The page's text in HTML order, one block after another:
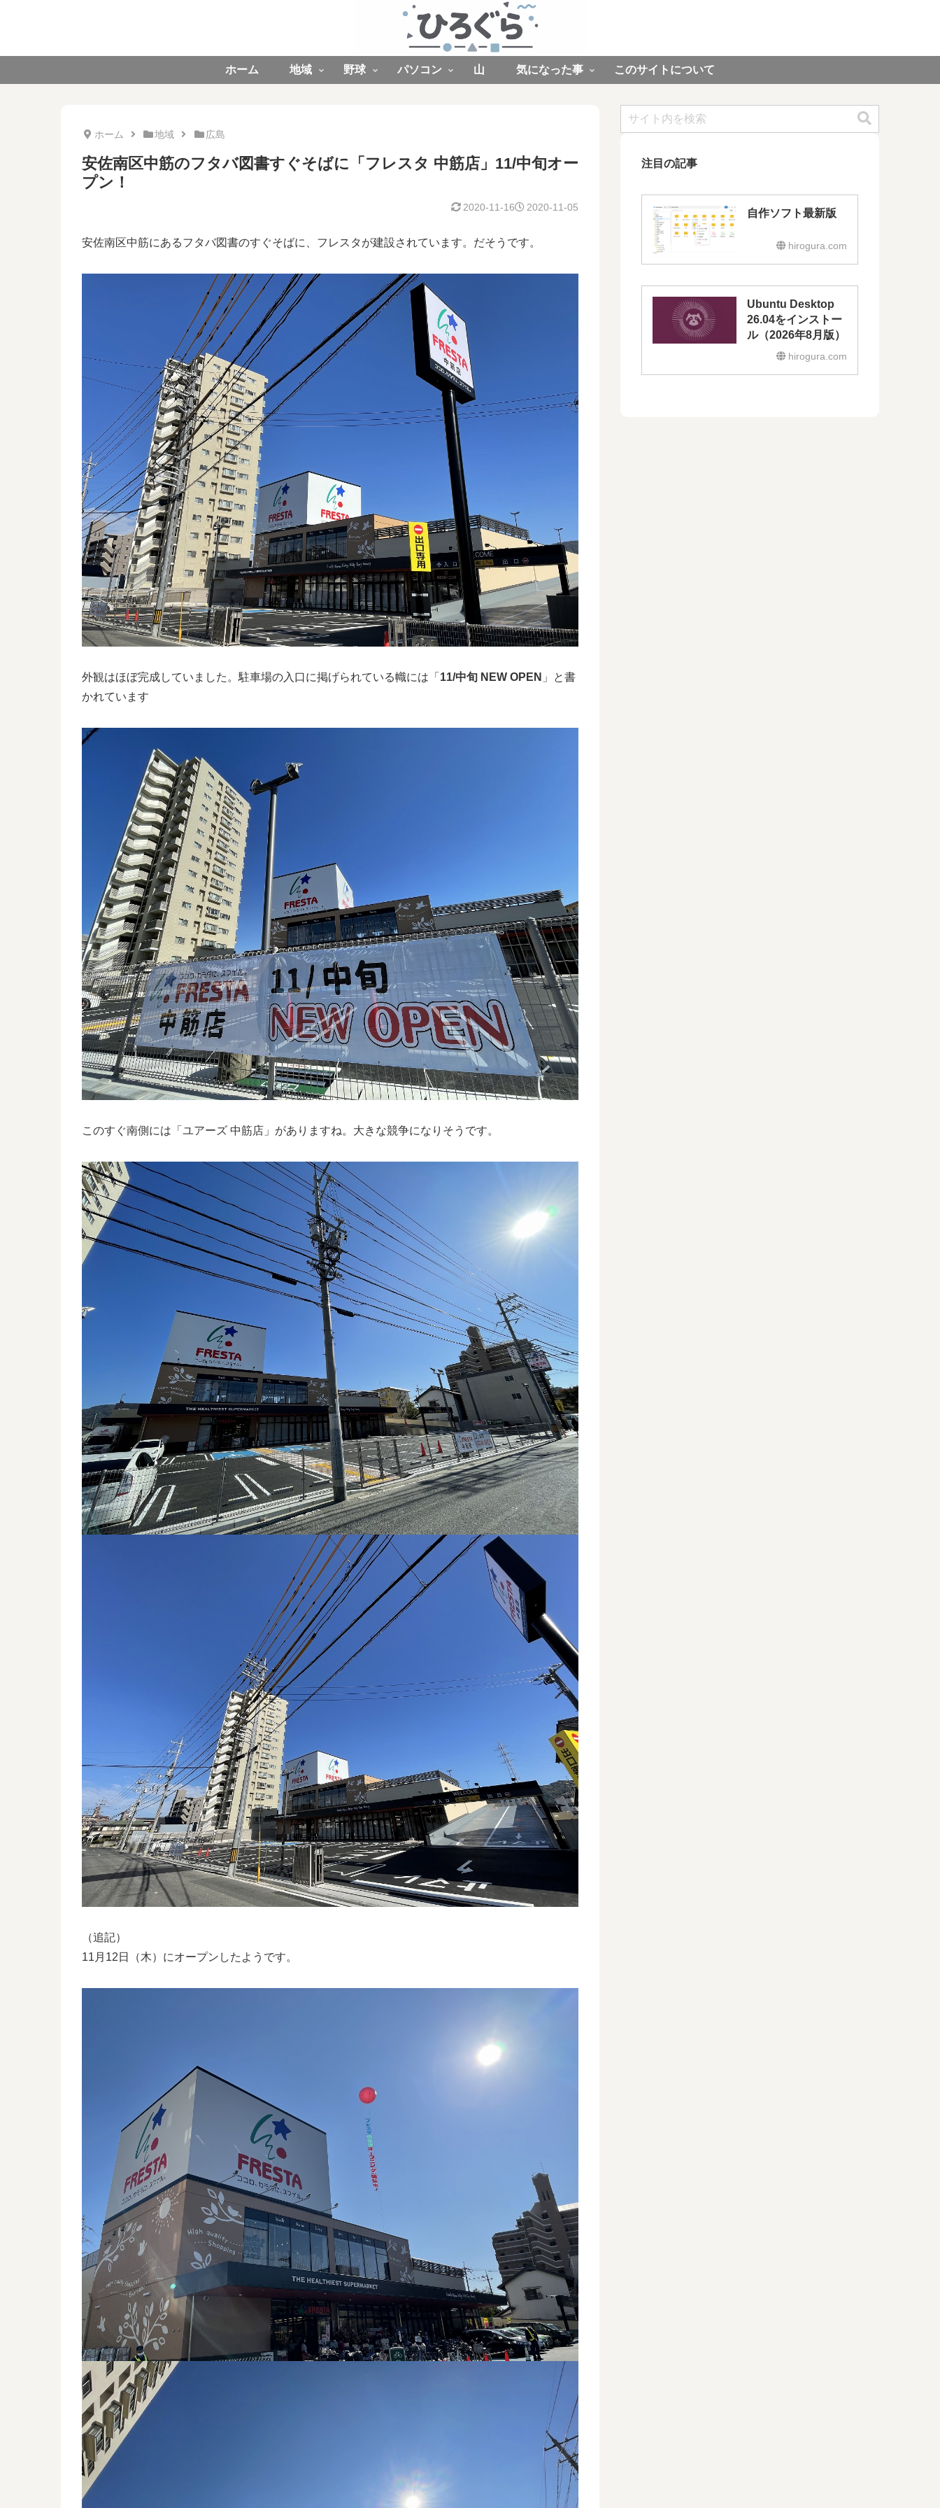
ホーム 地域 野球 パソコン 山 気になった事 このサイトについて
ホーム 地域 広島
安佐南区中筋のフタバ図書すぐそばに「フレスタ 中筋店」11/中旬オー
プン！
2020-11-05
2020-11-16
安佐南区中筋にあるフタバ図書のすぐそばに、フレスタが建設されています。だそうです。
外観はほぼ完成していました。駐車場の入口に掲げられている幟には「 11/中旬 NEW OPEN 」と書
かれています
このすぐ南側には「ユアーズ 中筋店」がありますね。大きな競争になりそうです。
（追記）
11月12日（木）にオープンしたようです。
注目の記事
自作ソフト最新版
hirogura.com
Ubuntu Desktop
26.04をインストー
ル（2026年8月版）
hirogura.com